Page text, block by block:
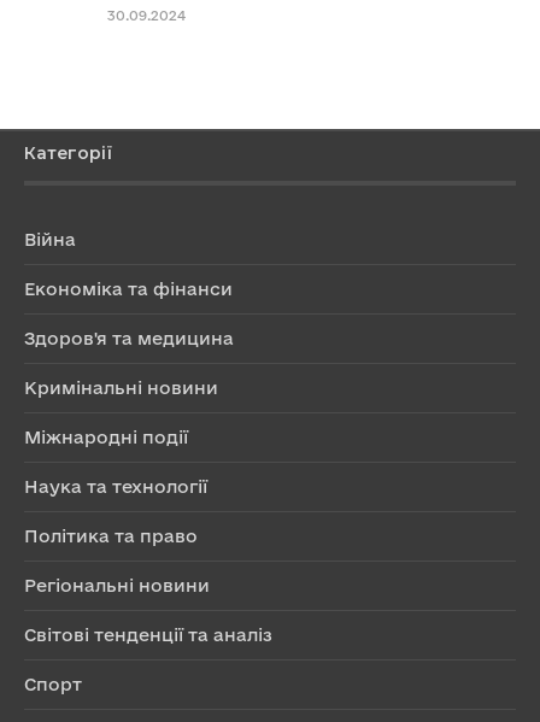
30.09.2024
Категорії
Війна
Економіка та фінанси
Здоров'я та медицина
Кримінальні новини
Міжнародні події
Наука та технології
Політика та право
Регіональні новини
Світові тенденції та аналіз
Спорт